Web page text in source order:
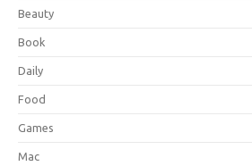
Beauty
Book
Daily
Food
Games
Mac